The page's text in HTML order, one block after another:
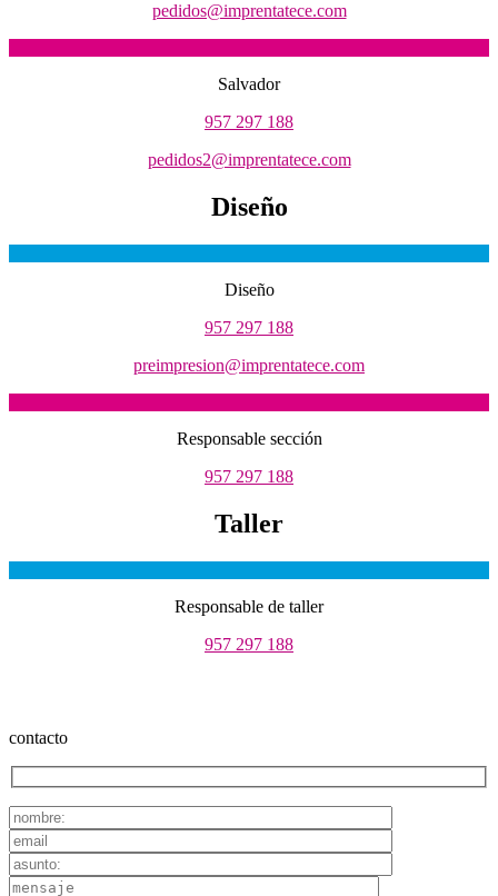
pedidos@imprentatece.com
Salvador
957 297 188
pedidos2@imprentatece.com
Diseño
Diseño
957 297 188
preimpresion@imprentatece.com
Responsable sección
957 297 188
Taller
Responsable de taller
957 297 188
contacto